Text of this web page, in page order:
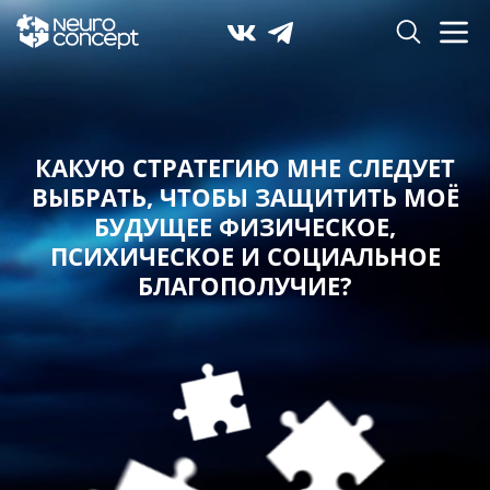
КАКУЮ СТРАТЕГИЮ МНЕ СЛЕДУЕТ
ВЫБРАТЬ,ЧТОБЫ ЗАЩИТИТЬ МОЁ
БУДУЩЕЕ ФИЗИЧЕСКОЕ,
ПСИХИЧЕСКОЕ И СОЦИАЛЬНОЕ
БЛАГОПОЛУЧИЕ?